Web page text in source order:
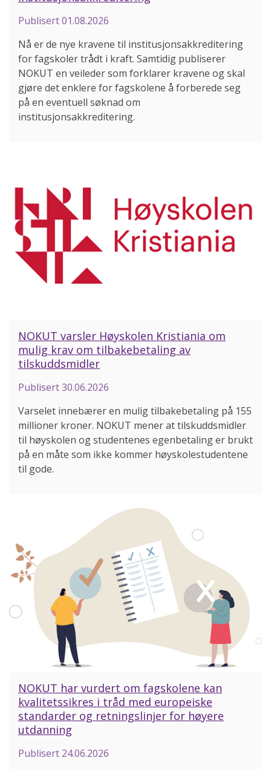
Publisert01.08.2026
Nå er de nye kravene til institusjonsakkreditering
for fagskoler trådt i kraft. Samtidig publiserer
NOKUT en veileder som forklarer kravene og skal
gjøre det enklere for fagskolene å forberede seg
på en eventuell søknad om
institusjonsakkreditering.
NOKUT varsler Høyskolen Kristiania om
mulig krav om tilbakebetaling av
tilskuddsmidler
Publisert30.06.2026
Varselet innebærer en mulig tilbakebetaling på 155
millioner kroner. NOKUT mener at tilskuddsmidler
til høyskolen og studentenes egenbetaling er brukt
på en måte som ikke kommer høyskolestudentene
til gode.
NOKUT har vurdert om fagskolene kan
kvalitetssikres i tråd med europeiske
standarder og retningslinjer for høyere
utdanning
Publisert 24.06.2026